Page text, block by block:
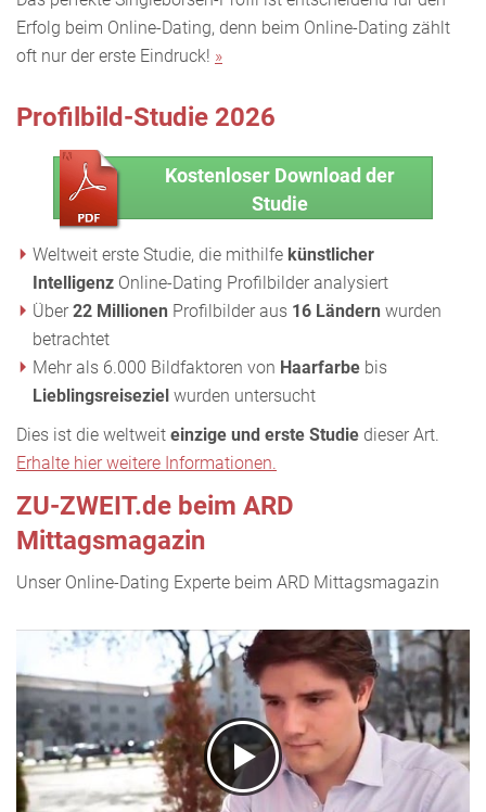
Erfolg beim Online-Dating, denn beim Online-Dating zählt
oft nur der erste Eindruck! »
Profilbild-Studie 2026
Kostenloser Download der
Studie
Weltweit erste Studie, die mithilfe künstlicher
Intelligenz Online-Dating Profilbilder analysiert
Über 22 Millionen Profilbilder aus 16 Ländern wurden
betrachtet
Mehr als 6.000 Bildfaktoren von Haarfarbe bis
Lieblingsreiseziel wurden untersucht
Dies ist die weltweit einzige und erste Studie dieser Art.
Erhalte hier weitere Informationen.
ZU-ZWEIT.de beim ARD
Mittagsmagazin
Unser Online-Dating Experte beim ARD Mittagsmagazin